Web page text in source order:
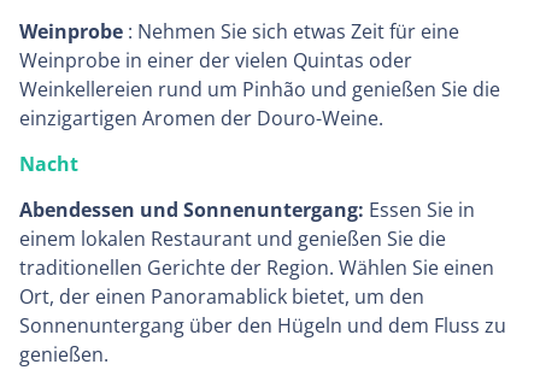
Weinprobe : Nehmen Sie sich etwas Zeit für eine
Weinprobe in einer der vielen Quintas oder
Weinkellereien rund um Pinhão und genießen Sie die
einzigartigen Aromen der Douro-Weine.
Nacht
Abendessen und Sonnenuntergang: Essen Sie in
einem lokalen Restaurant und genießen Sie die
traditionellen Gerichte der Region. Wählen Sie einen
Ort, der einen Panoramablick bietet, um den
Sonnenuntergang über den Hügeln und dem Fluss zu
genießen.